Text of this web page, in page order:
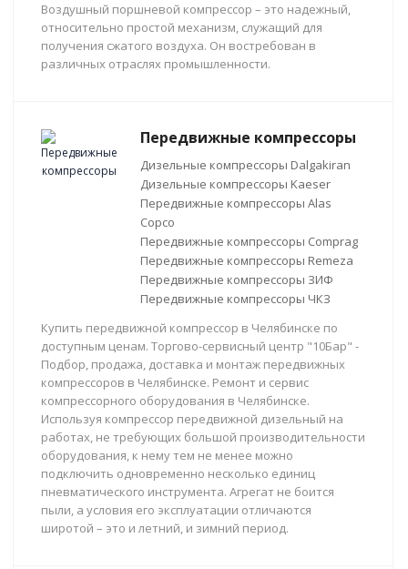
Воздушный поршневой компрессор – это надежный,
относительно простой механизм, служащий для
получения сжатого воздуха. Он востребован в
различных отраслях промышленности.
Передвижные компрессоры
Дизельные компрессоры Dalgakiran
Дизельные компрессоры Kaeser
Передвижные компрессоры Alas
Copco
Передвижные компрессоры Comprag
Передвижные компрессоры Remeza
Передвижные компрессоры ЗИФ
Передвижные компрессоры ЧКЗ
Купить передвижной компрессор в Челябинске по
доступным ценам. Торгово-сервисный центр "10Бар" -
Подбор, продажа, доставка и монтаж передвижных
компрессоров в Челябинске. Ремонт и сервис
компрессорного оборудования в Челябинске.
Используя компрессор передвижной дизельный на
работах, не требующих большой производительности
оборудования, к нему тем не менее можно
подключить одновременно несколько единиц
пневматического инструмента. Агрегат не боится
пыли, а условия его эксплуатации отличаются
широтой – это и летний, и зимний период.